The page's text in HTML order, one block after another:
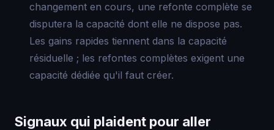
changement en cours, une refonte complète se
disputera la capacité dont elle ne dispose pas.
Les gains rapides tiennent dans la capacité
résiduelle ; les refontes complètes exigent une
capacité dédiée qu'il faut créer.
Signaux qui plaident pour aller